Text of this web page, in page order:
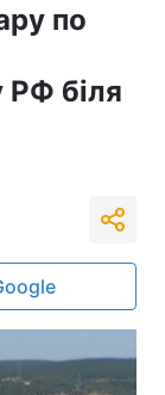
по
РФ біля